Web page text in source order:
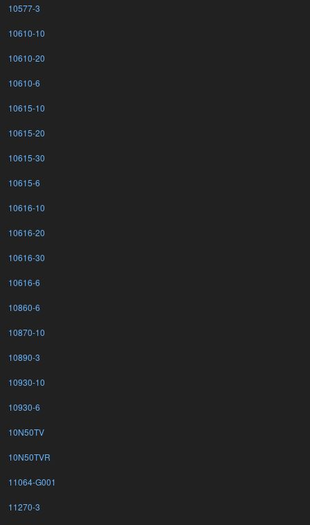
10577-3
10610-10
10610-20
10610-6
10615-10
10615-20
10615-30
10615-6
10616-10
10616-20
10616-30
10616-6
10860-6
10870-10
10890-3
10930-10
10930-6
10N50TV
10N50TVR
11064-G001
11270-3